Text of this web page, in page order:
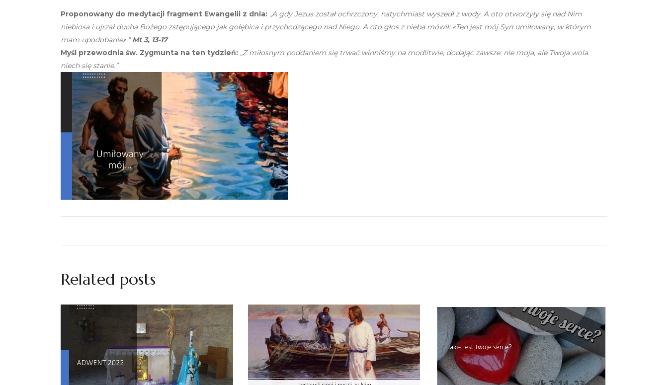
Proponowany do medytacji fragment Ewangelii z dnia: „A gdy Jezus został ochrzczony, natychmiast wyszedł z wody. A oto otworzyły się nad Nim
niebiosa i ujrzał ducha Bożego zstępującego jak gołębica i przychodzącego nad Niego. A oto głos z nieba mówił: «Ten jest mój Syn umiłowany, w którym
mam upodobanie».”Mt 3, 13-17
Myśl przewodnia św. Zygmunta na ten tydzień: „Z miłosnym poddaniem się trwać winniśmy na modlitwie, dodając zawsze: nie moja, ale Twoja wola
niech się stanie.”
Related posts